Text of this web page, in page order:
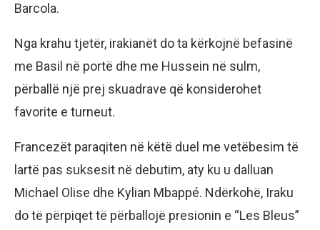
Barcola.
Nga krahu tjetër, irakianët do ta kërkojnë befasinë
me Basil në portë dhe me Hussein në sulm,
përballë një prej skuadrave që konsiderohet
favorite e turneut.
Francezët paraqiten në këtë duel me vetëbesim të
lartë pas suksesit në debutim, aty ku u dalluan
Michael Olise dhe Kylian Mbappé. Ndërkohë, Iraku
do të përpiqet të përballojë presionin e “Les Bleus”